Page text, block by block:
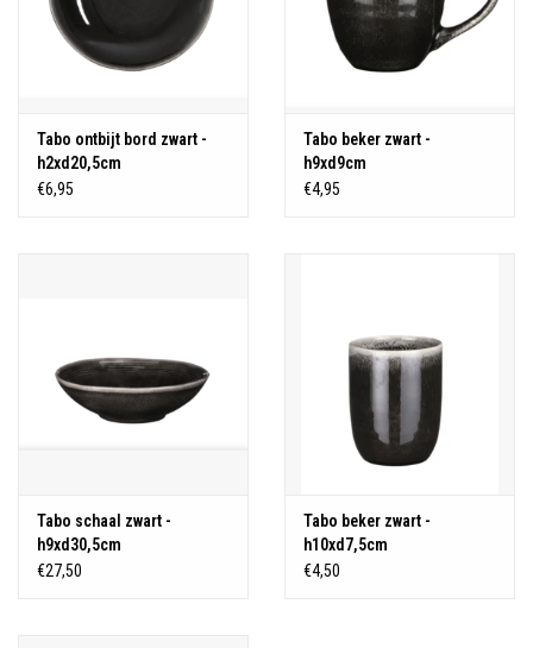
Tabo ontbijt bord zwart -
h2xd20,5cm
€6,95
Tabo beker zwart -
h9xd9cm
€4,95
Tabo schaal zwart -
h9xd30,5cm
€27,50
Tabo beker zwart -
h10xd7,5cm
€4,50